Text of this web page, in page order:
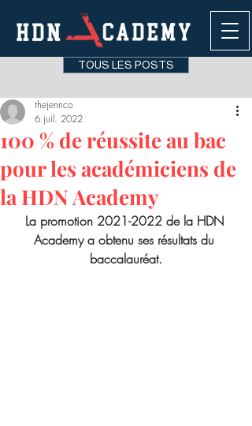
TOUS LES POSTS
100 % de réussite au bac
pour les académiciens de
la HDN Academy
thejennco
6 juil. 2022
La promotion 2021-2022 de la HDN
Academy a obtenu ses résultats du
baccalauréat.